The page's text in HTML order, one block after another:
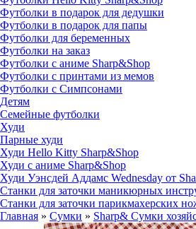
Футболки в подарок для дедушки
Футболки в подарок для папы
Футболки для беременных
Футболки на заказ
Футболки с аниме Sharp&Shop
Футболки с принтами из мемов
Футболки с Симпсонами
Детям
Семейные футболки
Худи
Парные худи
Худи Hello Kitty Sharp&Shop
Худи с аниме Sharp&Shop
Худи Уэнсдей Аддамс Wednesday от
Станки для заточки маникюрных
Станки для заточки парикмахерских
Главная » Сумки » Sharp& Сумки